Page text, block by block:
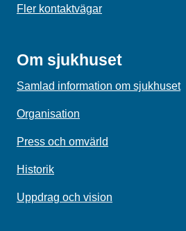
Fler kontaktvägar
Om sjukhuset
Samlad information om sjukhuset
Organisation
Press och omvärld
Historik
Uppdrag och vision